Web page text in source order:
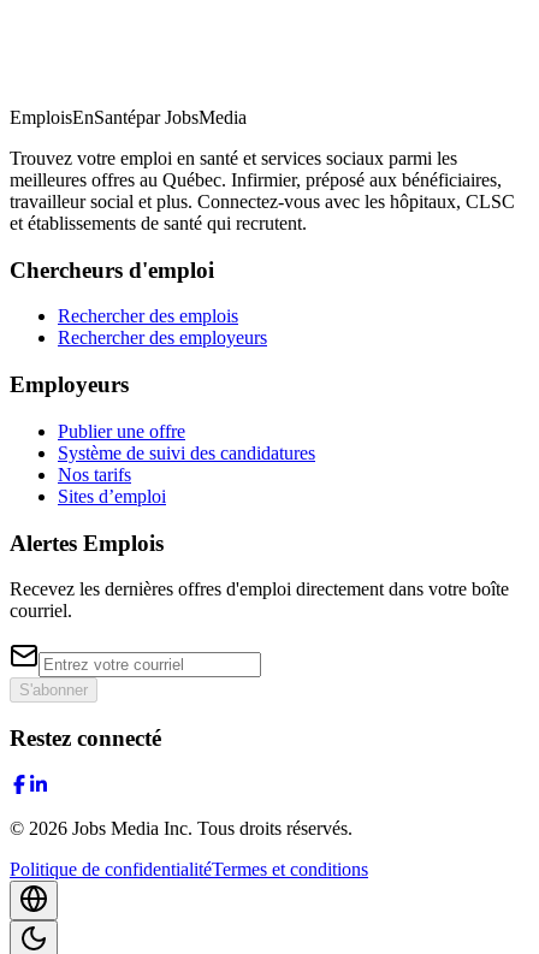
EmploisEnSantépar JobsMedia
Trouvez votre emploi en santé et services sociaux parmi les
meilleures offres au Québec. Infirmier, préposé aux bénéficiaires,
travailleur social et plus. Connectez-vous avec les hôpitaux, CLSC
et établissements de santé qui recrutent.
Chercheurs d'emploi
Rechercher des emplois
Rechercher des employeurs
Employeurs
Publier une offre
Système de suivi des candidatures
Nos tarifs
Sites d’emploi
Alertes Emplois
Recevez les dernières offres d'emploi directement dans votre boîte
courriel.
S'abonner
Restez connecté
© 2026 Jobs Media Inc. Tous droits réservés.
Politique de confidentialitéTermes et conditions